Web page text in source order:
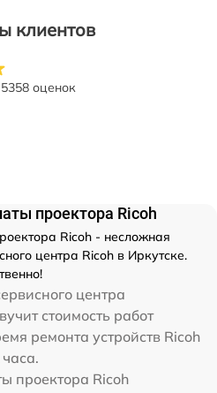
клиентов
5358 оценок
проектора Ricoh
Ricoh - несложная
центра Ricoh в Иркутске.
центра
стоимость работ
ремонта устройств Ricoh
проектора Ricoh